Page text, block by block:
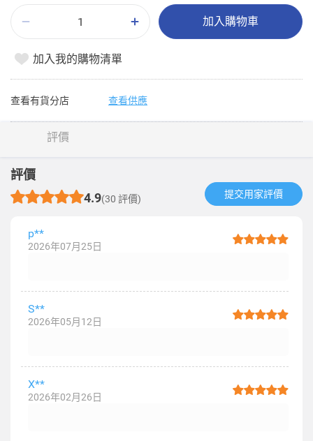
加入購物車
加入我的購物清單
查看有貨分店 查看供應
評價
評價
4.9(30 評價) 提交用家評價​
p**
2026年07月25日
S**
2026年05月12日
X**
2026年02月26日